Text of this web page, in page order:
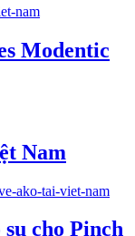
Modentic
Nam
cho Pinch